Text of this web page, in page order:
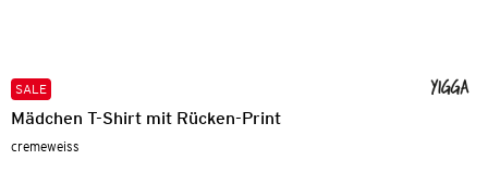
SALE
Mädchen T-Shirt mit Rücken-Print
cremeweiss